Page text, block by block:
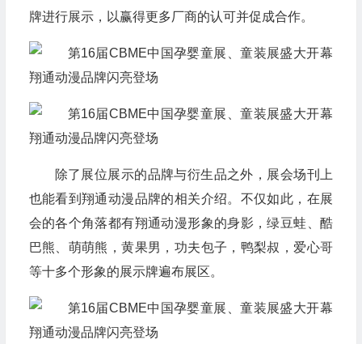
牌进行展示，以赢得更多厂商的认可并促成合作。
除了展位展示的品牌与衍生品之外，展会场刊上
也能看到翔通动漫品牌的相关介绍。不仅如此，在展
会的各个角落都有翔通动漫形象的身影，绿豆蛙、酷
巴熊、萌萌熊，黄果男，功夫包子，鸭梨叔，爱心哥
等十多个形象的展示牌遍布展区。